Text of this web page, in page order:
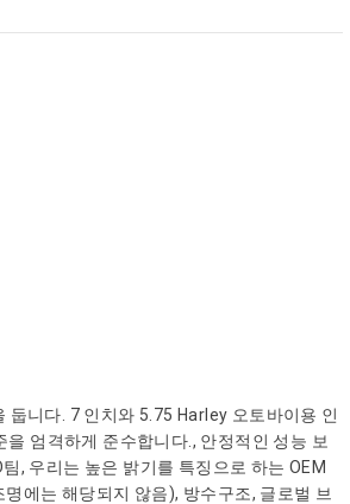
니다. 7 인치와 5.75 Harley 오토바이용 인
엄격하게 준수합니다., 안정적인 성능 보
, 우리는 높은 밝기를 특징으로 하는 OEM
에는 해당되지 않음), 방수구조, 글로벌 브